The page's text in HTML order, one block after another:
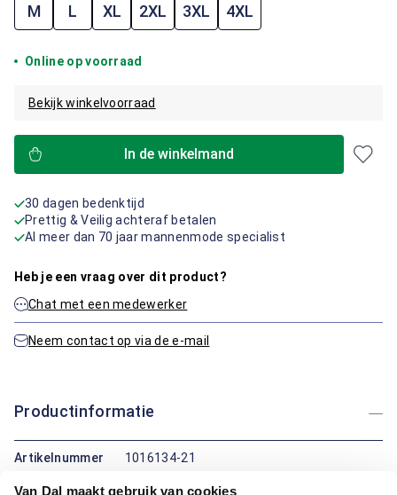
Van Dal maakt gebruik van cookies
M L XL 2XL 3XL 4XL
Online op voorraad
Bekijk winkelvoorraad
In de winkelmand
30 dagen bedenktijd
Prettig & Veilig achteraf betalen
Al meer dan 70 jaar mannenmode specialist
Heb je een vraag over dit product?
Chat met een medewerker
Neem contact op via de e-mail
Productinformatie
Artikelnummer
1016134-21